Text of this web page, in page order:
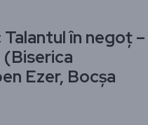
în negoț –
Ezer, Bocșa